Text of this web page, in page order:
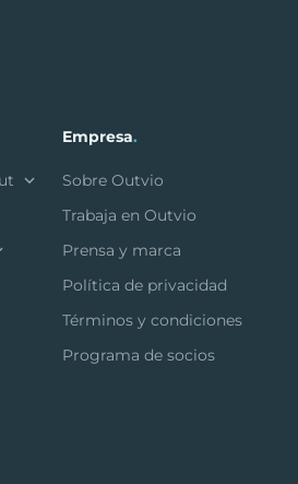
Empresa.
Sobre Outvio
Trabaja en Outvio
Prensa y marca
Política de privacidad
Términos y condiciones
Programa de socios